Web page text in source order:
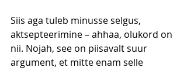
Siis aga tuleb minusse selgus,
aktsepteerimine – ahhaa, olukord on
nii. Nojah, see on piisavalt suur
argument, et mitte enam selle